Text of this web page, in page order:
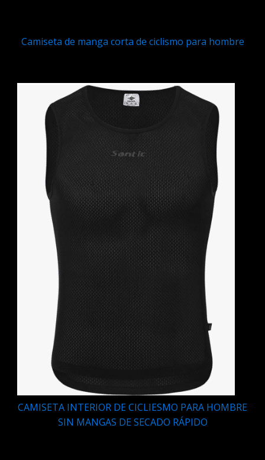
Camiseta de manga corta de ciclismo para hombre
CAMISETA INTERIOR DE CICLIESMO PARA HOMBRE
SIN MANGAS DE SECADO RÁPIDO